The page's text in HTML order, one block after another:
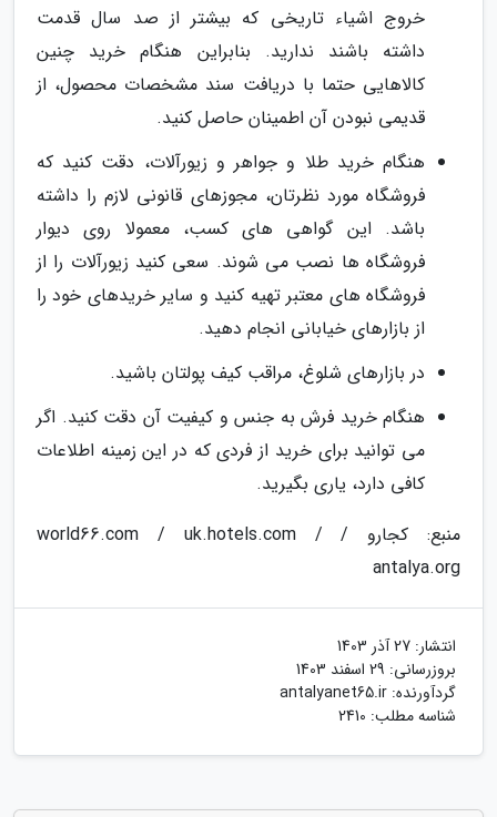
خروج اشیاء تاریخی که بیشتر از صد سال قدمت
داشته باشند ندارید. بنابراین هنگام خرید چنین
کالاهایی حتما با دریافت سند مشخصات محصول، از
قدیمی نبودن آن اطمینان حاصل کنید.
هنگام خرید طلا و جواهر و زیورآلات، دقت کنید که
فروشگاه مورد نظرتان، مجوزهای قانونی لازم را داشته
باشد. این گواهی های کسب، معمولا روی دیوار
فروشگاه ها نصب می شوند. سعی کنید زیورآلات را از
فروشگاه های معتبر تهیه کنید و سایر خریدهای خود را
از بازارهای خیابانی انجام دهید.
در بازارهای شلوغ، مراقب کیف پولتان باشید.
هنگام خرید فرش به جنس و کیفیت آن دقت کنید. اگر
می توانید برای خرید از فردی که در این زمینه اطلاعات
کافی دارد، یاری بگیرید.
منبع: کجارو / world66.com / uk.hotels.com /
antalya.org
انتشار: 27 آذر 1403
بروزرسانی: 29 اسفند 1403
گردآورنده: antalyanet65.ir
شناسه مطلب: 2410